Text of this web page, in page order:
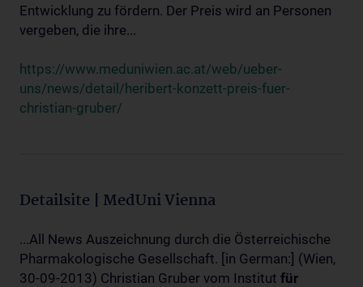
Entwicklung zu fördern. Der Preis wird an Personen
vergeben, die ihre...
https://www.meduniwien.ac.at/web/ueber-
uns/news/detail/heribert-konzett-preis-fuer-
christian-gruber/
Detailsite | MedUni Vienna
...All News Auszeichnung durch die Österreichische
Pharmakologische Gesellschaft. [in German:] (Wien,
30-09-2013) Christian Gruber vom Institut für